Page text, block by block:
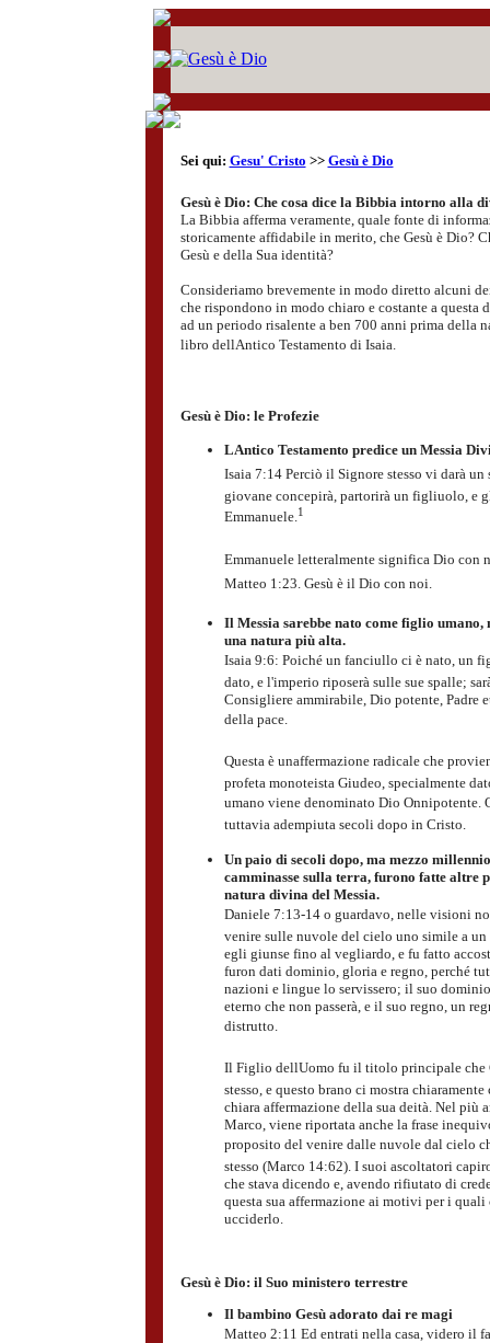
Sei qui: Gesu' Cristo >> Gesù è Dio
Gesù è Dio: Che cosa dice la Bibbia intorno alla
La Bibbia afferma veramente, quale fonte di
storicamente affidabile in merito, che Gesù è Dio?
Gesù e della Sua identità?
Consideriamo brevemente in modo diretto alcuni
che rispondono in modo chiaro e costante a questa
ad un periodo risalente a ben 700 anni prima della
libro dellAntico Testamento di Isaia.
Gesù è Dio: le Profezie
LAntico Testamento predice un Messia
Isaia 7:14 Perciò il Signore stesso vi darà un
giovane concepirà, partorirà un figliuolo, e
Emmanuele.1
Emmanuele letteralmente significa Dio con
Matteo 1:23. Gesù è il Dio con noi.
Il Messia sarebbe nato come figlio umano,
una natura più alta.
Isaia 9:6: Poiché un fanciullo ci è nato, un
dato, e l'imperio riposerà sulle sue spalle;
Consigliere ammirabile, Dio potente, Padre
della pace.
Questa è unaffermazione radicale che
profeta monoteista Giudeo, specialmente
umano viene denominato Dio Onnipotente.
tuttavia adempiuta secoli dopo in Cristo.
Un paio di secoli dopo, ma mezzo
camminasse sulla terra, furono fatte altre
natura divina del Messia.
Daniele 7:13-14 o guardavo, nelle visioni
venire sulle nuvole del cielo uno simile a
egli giunse fino al vegliardo, e fu fatto
furon dati dominio, gloria e regno, perché
nazioni e lingue lo servissero; il suo
eterno che non passerà, e il suo regno, un
distrutto.
Il Figlio dellUomo fu il titolo principale che
stesso, e questo brano ci mostra chiaramente
chiara affermazione della sua deità. Nel più
Marco, viene riportata anche la frase
proposito del venire dalle nuvole dal cielo
stesso (Marco 14:62). I suoi ascoltatori
che stava dicendo e, avendo rifiutato di
questa sua affermazione ai motivi per i quali
ucciderlo.
Gesù è Dio: il Suo ministero terrestre
Il bambino Gesù adorato dai re magi
Matteo 2:11 Ed entrati nella casa, videro il